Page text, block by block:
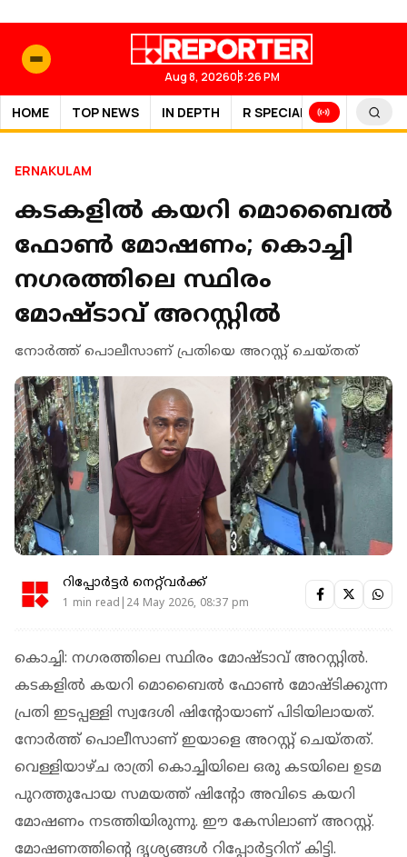
Aug 8, 202603:26 PM
HOME TOP NEWS IN DEPTH R SPECIAL SPORTS
ERNAKULAM
കടകളില്‍ കയറി മൊബൈല്‍
ഫോണ്‍ മോഷണം; കൊച്ചി
നഗരത്തിലെ സ്ഥിരം
മോഷ്ടാവ് അറസ്റ്റില്‍
നോര്‍ത്ത് പൊലീസാണ് പ്രതിയെ അറസ്റ്റ് ചെയ്തത്
റിപ്പോർട്ടർ നെറ്റ്‌വര്‍ക്ക്‌
1 min read|24 May 2026, 08:37 pm
കൊച്ചി: നഗരത്തിലെ സ്ഥിരം മോഷ്ടാവ് അറസ്റ്റില്‍.
കടകളില്‍ കയറി മൊബൈല്‍ ഫോണ്‍ മോഷ്ടിക്കുന്ന
പ്രതി ഇടപ്പള്ളി സ്വദേശി ഷിന്റോയാണ് പിടിയിലായത്.
നോര്‍ത്ത് പൊലീസാണ് ഇയാളെ അറസ്റ്റ് ചെയ്തത്.
വെള്ളിയാഴ്ച രാത്രി കൊച്ചിയിലെ ഒരു കടയിലെ ഉടമ
പുറത്തുപോയ സമയത്ത് ഷിന്റോ അവിടെ കയറി
മോഷണം നടത്തിയിരുന്നു. ഈ കേസിലാണ് അറസ്റ്റ്.
മോഷണത്തിന്റെ ദൃശ്യങ്ങള്‍ റിപ്പോര്‍ട്ടറിന് കിട്ടി.